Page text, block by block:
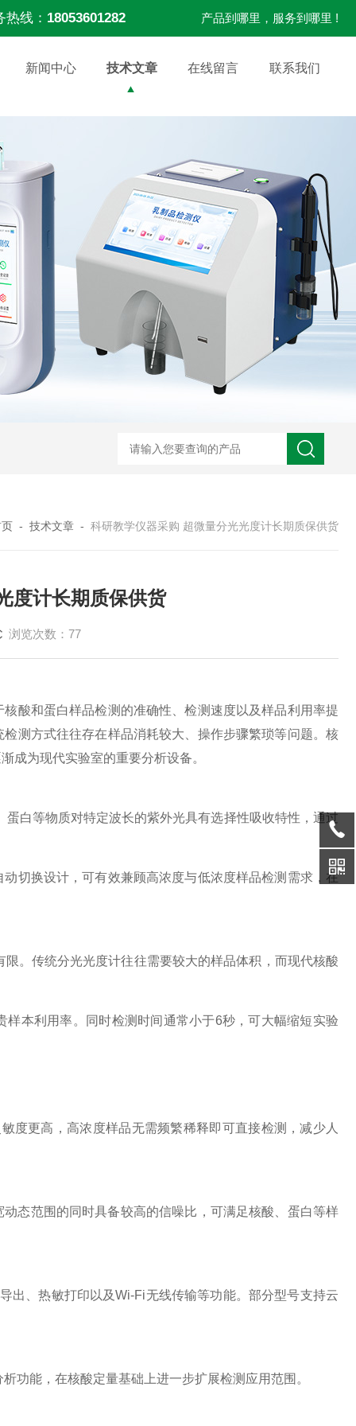
热线： 18053601282 产品到哪里，服务到哪里 !
新闻中心 技术文章 在线留言 联系我们
- 技术文章 - 科研教学仪器采购 超微量分光光度计长期质保供货
度计长期质保供货
浏览次数：77
酸和蛋白样品检测的准确性、检测速度以及样品利用率提
测方式往往存在样品消耗较大、操作步骤繁琐等问题。核
成为现代实验室的重要分析设备。
白等物质对特定波长的紫外光具有选择性吸收特性，通过
切换设计，可有效兼顾高浓度与低浓度样品检测需求，在
。传统分光光度计往往需要较大的样品体积，而现代核酸
样本利用率。同时检测时间通常小于6秒，可大幅缩短实验
度更高，高浓度样品无需频繁稀释即可直接检测，减少人
态范围的同时具备较高的信噪比，可满足核酸、蛋白等样
出、热敏打印以及Wi-Fi无线传输等功能。部分型号支持云
功能，在核酸定量基础上进一步扩展检测应用范围。